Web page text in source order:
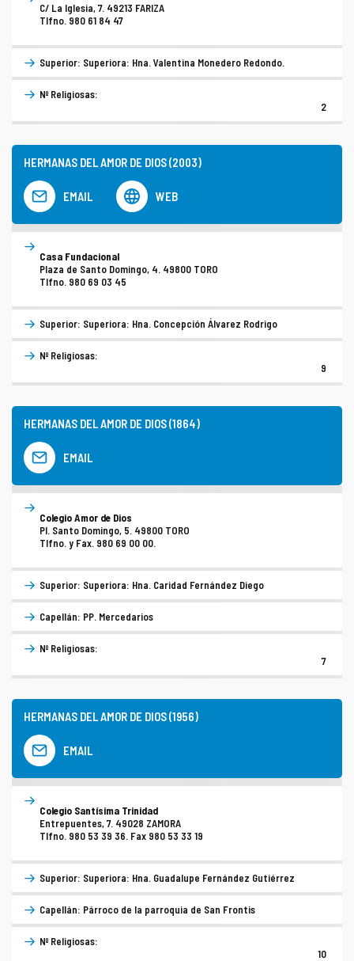
C/ La Iglesia, 7. 49213 FARIZA
Tlfno. 980 61 84 47
Superior: Superiora: Hna. Valentina Monedero Redondo.
Nº Religiosas:
2
HERMANAS DEL AMOR DE DIOS (2003)
EMAIL WEB
Casa Fundacional
Plaza de Santo Domingo, 4. 49800 TORO
Tlfno. 980 69 03 45
Superior: Superiora: Hna. Concepción Álvarez Rodrigo
Nº Religiosas:
9
HERMANAS DEL AMOR DE DIOS (1864)
EMAIL
Colegio Amor de Dios
Pl. Santo Domingo, 5. 49800 TORO
Tlfno. y Fax. 980 69 00 00.
Superior: Superiora: Hna. Caridad Fernández Diego
Capellán: PP. Mercedarios
Nº Religiosas:
7
HERMANAS DEL AMOR DE DIOS (1956)
EMAIL
Colegio Santísima Trinidad
Entrepuentes, 7. 49028 ZAMORA
Tlfno. 980 53 39 36. Fax 980 53 33 19
Superior: Superiora: Hna. Guadalupe Fernández Gutiérrez
Capellán: Párroco de la parroquia de San Frontis
Nº Religiosas:
10
COMPLIANCE
DOCTRINA DE LA IGLESIA
RENDICIÓN CUENTAS ENTIDADES RELIGIOSAS
PREGUNTAS FRECUENTES
PASTORAL SAMARITANA
CENTROS SOCIALES
VIDA CONSAGRADA
IMÁGENES
VÍDEOS